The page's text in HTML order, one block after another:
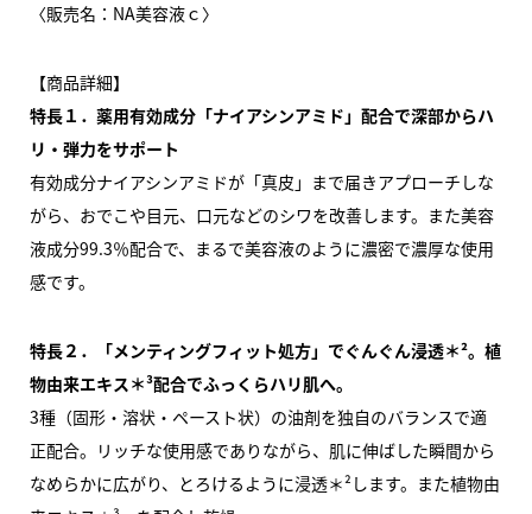
〈販売名：NA美容液ｃ〉
【商品詳細】
特長１．薬用有効成分「ナイアシンアミド」配合で深部からハ
リ・弾力をサポート
有効成分ナイアシンアミドが「真皮」まで届きアプローチしな
がら、おでこや目元、口元などのシワを改善します。また美容
液成分99.3％配合で、まるで美容液のように濃密で濃厚な使用
感です。
特長２．「メンティングフィット処方」でぐんぐん浸透＊²。植
物由来エキス＊³配合でふっくらハリ肌へ。
3種（固形・溶状・ペースト状）の油剤を独自のバランスで適
正配合。リッチな使用感でありながら、肌に伸ばした瞬間から
なめらかに広がり、とろけるように浸透＊²します。また植物由